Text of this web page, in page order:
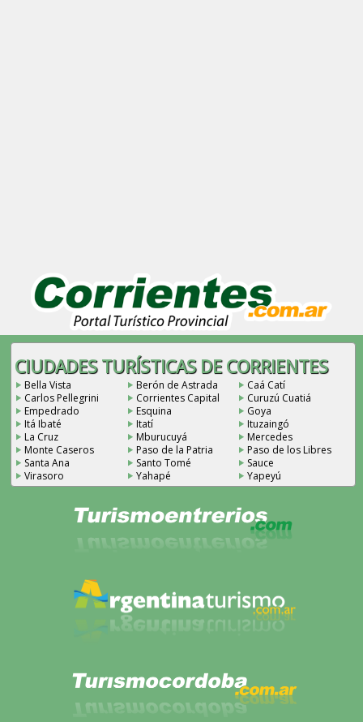
CIUDADES TURÍSTICAS DE CORRIENTES
Bella Vista Berón de Astrada
Caá Catí
Carlos Pellegrini
Corrientes Capital
Curuzú Cuatiá
Empedrado
Esquina
Goya
Itá Ibaté
Itatí
Ituzaingó
La Cruz
Mburucuyá
Mercedes
Monte Caseros
Paso de la Patria
Paso de los Libres
Santa Ana
Santo Tomé
Sauce
Virasoro
Yahapé Yapeyú